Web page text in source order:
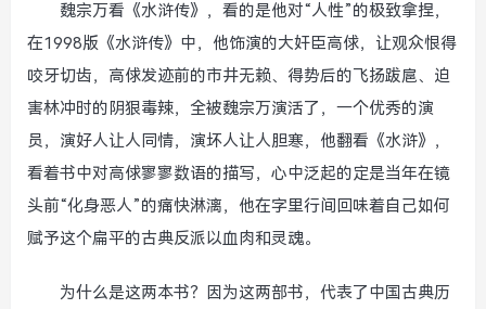
魏宗万看《水浒传》，看的是他对“人性”的极致拿捏，
在1998版《水浒传》中，他饰演的大奸臣高俅，让观众恨得
咬牙切齿，高俅发迹前的市井无赖、得势后的飞扬跋扈、迫
害林冲时的阴狠毒辣，全被魏宗万演活了，一个优秀的演
员，演好人让人同情，演坏人让人胆寒，他翻看《水浒》，
看着书中对高俅寥寥数语的描写，心中泛起的定是当年在镜
头前“化身恶人”的痛快淋漓，他在字里行间回味着自己如何
赋予这个扁平的古典反派以血肉和灵魂。
为什么是这两本书？因为这两部书，代表了中国古典历